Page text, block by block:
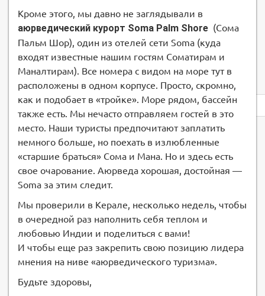
Кроме этого, мы давно не заглядывали в
аюрведический курорт Soma Palm Shore (Сома
Пальм Шор), один из отелей сети Soma (куда
входят известные нашим гостям Соматирам и
Маналтирам). Все номера с видом на море тут в
расположены в одном корпусе. Просто, скромно,
как и подобает в «тройке». Море рядом, бассейн
также есть. Мы нечасто отправляем гостей в это
место. Наши туристы предпочитают заплатить
немного больше, но поехать в излюбленные
«старшие браться» Сома и Мана. Но и здесь есть
свое очарование. Аюрведа хорошая, достойная —
Soma за этим следит.
Мы проверили в Керале, несколько недель, чтобы
в очередной раз наполнить себя теплом и
любовью Индии и поделиться с вами!
И чтобы еще раз закрепить свою позицию лидера
мнения на ниве «аюрведического туризма».
Будьте здоровы,
Privacy